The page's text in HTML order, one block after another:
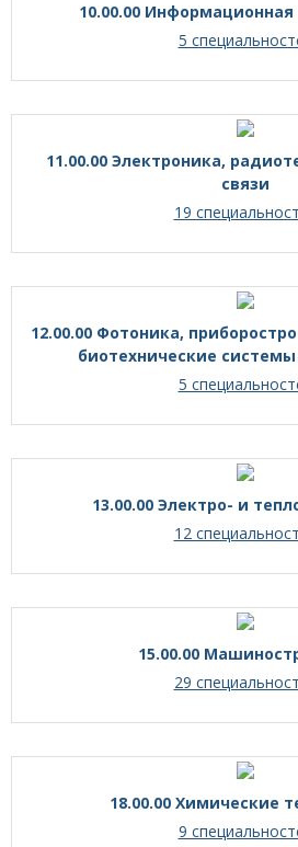
10.00.00 Информационная
5
11.00.00 Электроника,
связи
19
12.00.00 Фотоника,
биотехнические
5
13.00.00 Электро- и
12
15.00.00
29
18.00.00 Химические
9